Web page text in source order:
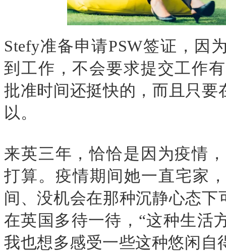
Stefy准备申请PSW签证，因
到工作，不会要求提交工作
批准时间还挺快的，而且只
以。
来英三年，恰恰是因为疫情，
打算。疫情期间她一直宅家
间、没机会在那种沉静心态
在英国多待一待，“这种生活
我也想多感受一些这种悠闲自